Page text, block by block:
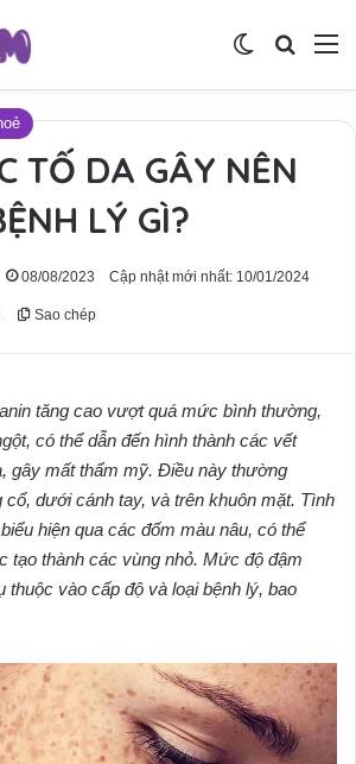
Tìm
Switch skin
TỐ DA GÂY NÊN
LÝ GÌ?
08/08/2023 Cập nhật mới nhất: 10/01/2024
Sao chép
tăng cao vượt quá mức bình thường,
có thể dẫn đến hình thành các vết
gây mất thẩm mỹ. Điều này thường
dưới cánh tay, và trên khuôn mặt. Tình
hiện qua các đốm màu nâu, có thể
tạo thành các vùng nhỏ. Mức độ đậm
thuộc vào cấp độ và loại bệnh lý, bao